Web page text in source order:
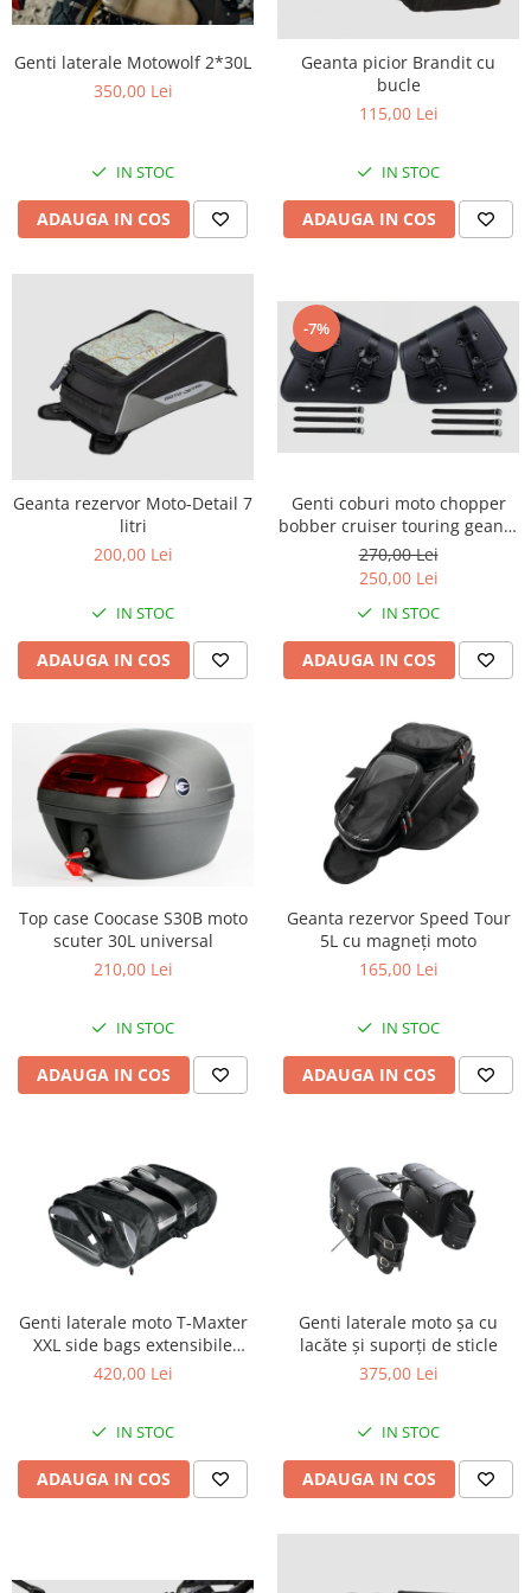
Protectii Picioare
Imbracaminte Casual
Ochelari de soare
Sepci
Vesta
Camasi dama
Geci dama
Incaltaminte dama
Manusi dama
Pantaloni dama
Intercom
TRANSPORT & DEPOZITARE
Genti & Bagaje
Geanta ghidon
Genti laterale
Genti picior
Top case
Accesorii
Top case
Cutii / Genti SHAD
Accesorii cutii Shad
Cutii aluminiu Shad
Cutii capace colorate
Cutii laterale Shad
Genti TERRA Shad
Kituri complete TERRA Shad
Kituri de prindere Shad
Top Case Shad
Genti
Rucsac
Suporti prindere cutii/genti
Cutii / Genti
Antifurt
Chingi / Plase bagaj
Genti laterale Motowolf 2*30L
350,00 Lei
IN STOC
ADAUGA IN COS
Geanta picior Brandit cu
bucle
115,00 Lei
IN STOC
ADAUGA IN COS
Geanta rezervor Moto-Detail 7
litri
200,00 Lei
IN STOC
ADAUGA IN COS
-7%
Genti coburi moto chopper
bobber cruiser touring geanta
bagaj Harley
270,00 Lei
250,00 Lei
IN STOC
ADAUGA IN COS
Top case Coocase S30B moto
scuter 30L universal
210,00 Lei
IN STOC
ADAUGA IN COS
Geanta rezervor Speed Tour
5L cu magneți moto
165,00 Lei
IN STOC
ADAUGA IN COS
Genti laterale moto T-Maxter
XXL side bags extensibile
25/37+25/37
420,00 Lei
IN STOC
ADAUGA IN COS
Genti laterale moto șa cu
lacăte și suporți de sticle
375,00 Lei
IN STOC
ADAUGA IN COS